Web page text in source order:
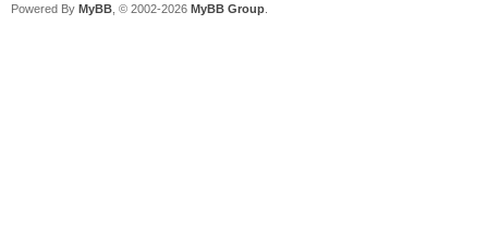
Powered By MyBB , © 2002-2026 MyBB Group